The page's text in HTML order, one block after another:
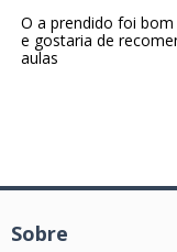
O a prendido foi
e gostaria de
aulas
Sobre